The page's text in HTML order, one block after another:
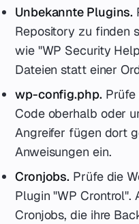
Unbekannte Plugins.
Repository zu finden
wie "WP Security
Dateien statt einer
wp-config.php.
Code oberhalb oder
Angreifer fügen dort
Anweisungen ein.
Cronjobs. Prüfe die
Plugin "WP Crontrol".
Cronjobs, die ihre